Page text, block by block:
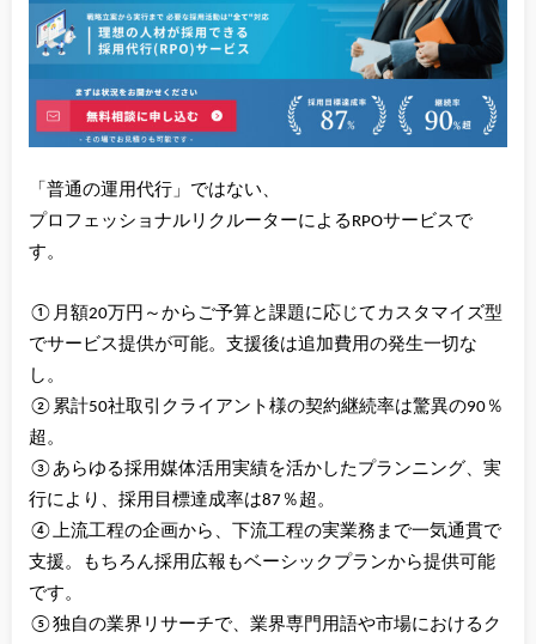
「普通の運用代行」ではない、
プロフェッショナルリクルーターによるRPOサービスで
す。
①月額20万円～からご予算と課題に応じてカスタマイズ型
でサービス提供が可能。支援後は追加費用の発生一切な
し。
②累計50社取引クライアント様の契約継続率は驚異の90％
超。
③あらゆる採用媒体活用実績を活かしたプランニング、実
行により、採用目標達成率は87％超。
④上流工程の企画から、下流工程の実業務まで一気通貫で
支援。もちろん採用広報もベーシックプランから提供可能
です。
⑤独自の業界リサーチで、業界専門用語や市場におけるク